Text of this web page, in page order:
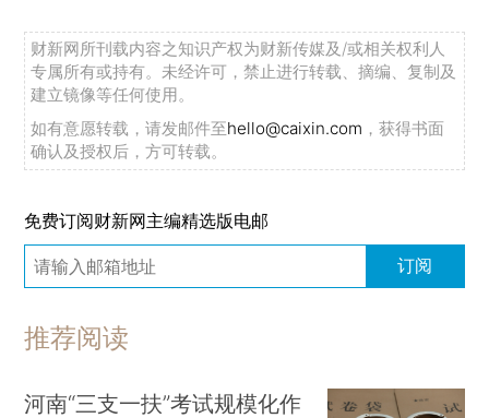
财新网所刊载内容之知识产权为财新传媒及/或相关权利人
专属所有或持有。未经许可，禁止进行转载、摘编、复制及
建立镜像等任何使用。
如有意愿转载，请发邮件至hello@caixin.com ，获得书面
确认及授权后，方可转载。
免费订阅财新网主编精选版电邮
订阅
推荐阅读
河南“三支一扶”考试规模化作